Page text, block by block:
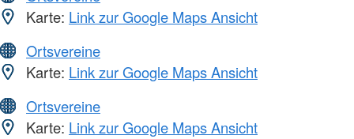
Karte: Link zur Google Maps Ansicht
Ortsvereine
Karte: Link zur Google Maps Ansicht
Ortsvereine
Karte: Link zur Google Maps Ansicht